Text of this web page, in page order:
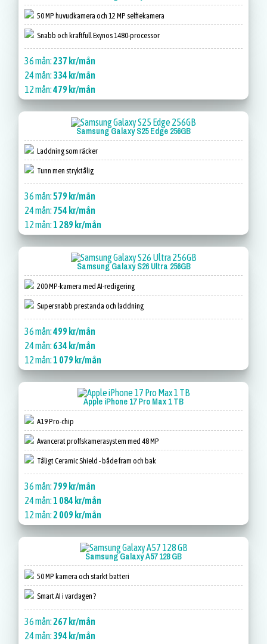
50 MP huvudkamera och 12 MP selfiekamera
Snabb och kraftfull Exynos 1480-processor
36 mån:237 kr/mån
24 mån: 334 kr/mån
12 mån:479 kr/mån
Samsung Galaxy S25 Edge 256GB
Laddning som räcker
Tunn men stryktålig
36 mån:579 kr/mån
24 mån: 754 kr/mån
12 mån:1 289 kr/mån
Samsung Galaxy S26 Ultra 256GB
200 MP-kamera med AI-redigering
Supersnabb prestanda och laddning
36 mån:499 kr/mån
24 mån: 634 kr/mån
12 mån:1 079 kr/mån
Apple iPhone 17 Pro Max 1 TB
A19 Pro-chip
Avancerat proffskamerasystem med 48 MP
Tåligt Ceramic Shield - både fram och bak
36 mån: 799 kr/mån
24 mån:1 084 kr/mån
12 mån:2 009 kr/mån
Samsung Galaxy A57 128 GB
50 MP kamera och starkt batteri
Smart AI i vardagen ?
36 mån:267 kr/mån
24 mån: 394 kr/mån